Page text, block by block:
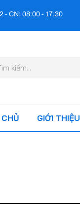
- CN: 08:00 - 17:30
GIỚI THIỆU